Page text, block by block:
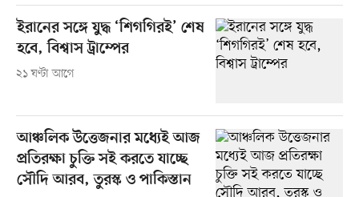
ইরানের সঙ্গে যুদ্ধ ‘শিগগিরই’ শেষ
হবে, বিশ্বাস ট্রাম্পের
২১ ঘণ্টা আগে
আঞ্চলিক উত্তেজনার মধ্যেই আজ
প্রতিরক্ষা চুক্তি সই করতে যাচ্ছে
সৌদি আরব, তুরস্ক ও পাকিস্তান